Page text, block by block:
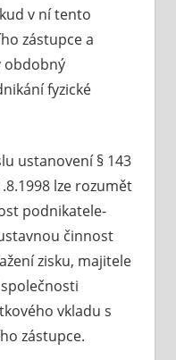
v ní tento
zástupce a
obdobný
fyzické
ustanovení § 143
lze rozumět
podnikatele-
činnost
zisku, majitele
vkladu s
zástupce.